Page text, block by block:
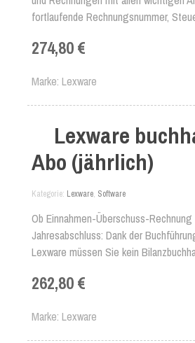
fortlaufende Rechnungsnummer,
so viel Aufwand für die Erstellung von
Fakturierungsprogramm direkt mit dem
274,80 €
Marke Lexware
Lexware
Abo (jährlich)
Kategorie Lexware, Software
Ob Einnahmen-Überschuss-
Jahresabschluss: Dank der
Lexware müssen Sie kein
leicht bedienbaren
vorgefertigten Buchungsvorlagen und
262,80 €
Marke Lexware